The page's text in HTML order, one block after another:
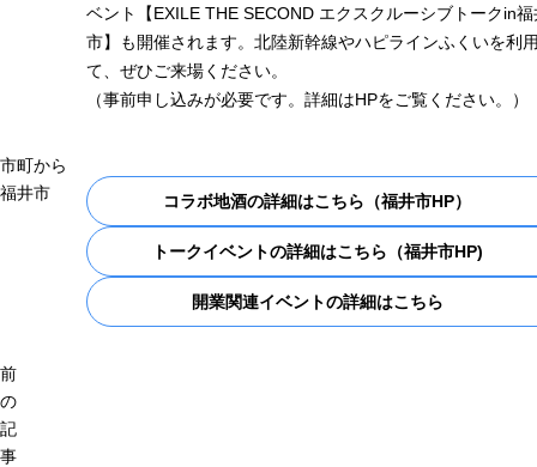
市町から
福井市
ベント【EXILE THE SECOND エクスクルーシブトークin福
市】も開催されます。北陸新幹線やハピラインふくいを利
て、ぜひご来場ください。
（事前申し込みが必要です。詳細はHPをご覧ください。）
コラボ地酒の詳細はこちら（福井市HP）
トークイベントの詳細はこちら（福井市HP)
開業関連イベントの詳細はこちら
前
の
記
事